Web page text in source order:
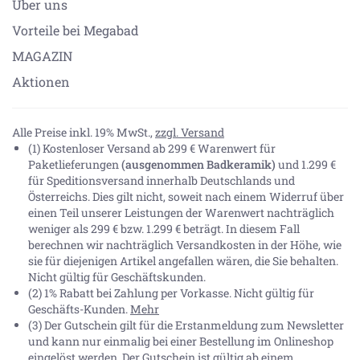
Über uns
Vorteile bei Megabad
MAGAZIN
Aktionen
Alle Preise inkl. 19% MwSt., zzgl. Versand
(1) Kostenloser Versand ab 299 € Warenwert für
Paketlieferungen(ausgenommen Badkeramik) und 1.299 €
für Speditionsversand innerhalb Deutschlands und
Österreichs. Dies gilt nicht, soweit nach einem Widerruf über
einen Teil unserer Leistungen der Warenwert nachträglich
weniger als 299 € bzw. 1.299 € beträgt. In diesem Fall
berechnen wir nachträglich Versandkosten in der Höhe, wie
sie für diejenigen Artikel angefallen wären, die Sie behalten.
Nicht gültig für Geschäftskunden.
(2) 1% Rabatt bei Zahlung per Vorkasse. Nicht gültig für
Geschäfts-Kunden.Mehr
(3) Der Gutschein gilt für die Erstanmeldung zum Newsletter
und kann nur einmalig bei einer Bestellung im Onlineshop